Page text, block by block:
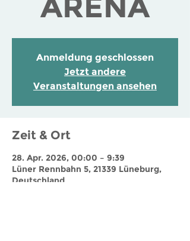
Anmeldung geschlossen
Jetzt andere
Veranstaltungen ansehen
Zeit & Ort
28. Apr. 2026, 00:00 – 9:39
Lüner Rennbahn 5, 21339 Lüneburg,
Deutschland